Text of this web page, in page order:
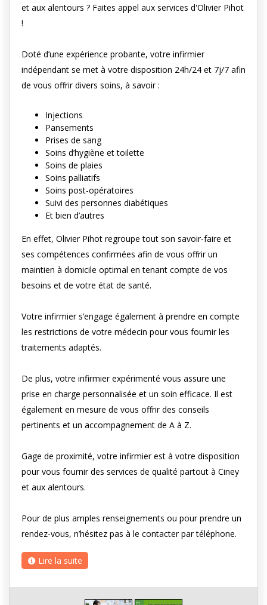
et aux alentours ? Faites appel aux services d'Olivier Pihot
!
Doté d’une expérience probante, votre infirmier
indépendant se met à votre disposition 24h/24 et 7j/7 afin
de vous offrir divers soins, à savoir :
Injections
Pansements
Prises de sang
Soins d’hygiène et toilette
Soins de plaies
Soins palliatifs
Soins post-opératoires
Suivi des personnes diabétiques
Et bien d’autres
En effet, Olivier Pihot regroupe tout son savoir-faire et
ses compétences confirmées afin de vous offrir un
maintien à domicile optimal en tenant compte de vos
besoins et de votre état de santé.
Votre infirmier s’engage également à prendre en compte
les restrictions de votre médecin pour vous fournir les
traitements adaptés.
De plus, votre infirmier expérimenté vous assure une
prise en charge personnalisée et un soin efficace. Il est
également en mesure de vous offrir des conseils
pertinents et un accompagnement de A à Z.
Gage de proximité, votre infirmier est à votre disposition
pour vous fournir des services de qualité partout à Ciney
et aux alentours.
Pour de plus amples renseignements ou pour prendre un
rendez-vous, n’hésitez pas à le contacter par téléphone.
Lire la suite